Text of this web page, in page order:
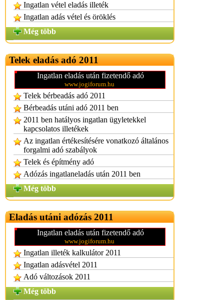
Ingatlan vétel eladás illeték
Ingatlan adás vétel és öröklés
Még több
Telek eladás adó 2011
Ingatlan eladás után fizetendő adó
www.jogiforum.hu
Telek bérbeadás adó 2011
Bérbeadás utáni adó 2011 ben
2011 ben hatályos ingatlan ügyletekkel
kapcsolatos illetékek
Az ingatlan értékesítésére vonatkozó általános
forgalmi adó szabályok
Telek és építmény adó
Adózás ingatlaneladás után 2011 ben
Még több
Eladás utáni adózás 2011
Ingatlan eladás után fizetendő adó
www.jogiforum.hu
Ingatlan illeték kalkulátor 2011
Ingatlan adásvétel 2011
Adó változások 2011
Még több